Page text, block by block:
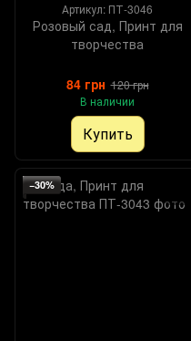
Артикул: ПТ-3046
Розовый сад, Принт для
творчества
84 грн 120 грн
В наличии
Купить
−30%